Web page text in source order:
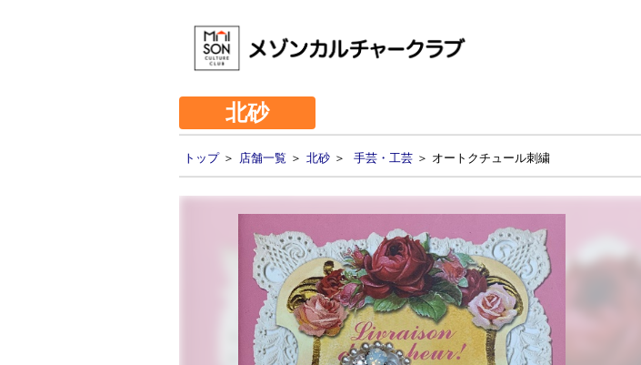
北砂
トップ＞ 店舗一覧 ＞ 北砂 ＞ 手芸・工芸 ＞ オートクチュール刺繍